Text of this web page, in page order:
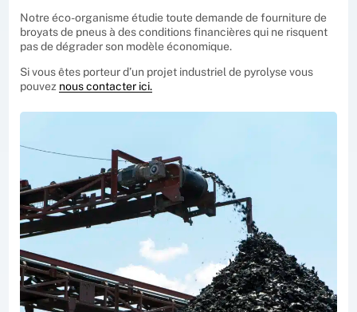
Notre éco-organisme étudie toute demande de fourniture de
broyats de pneus à des conditions financières qui ne risquent
pas de dégrader son modèle économique.
Si vous êtes porteur d’un projet industriel de pyrolyse vous
pouvez nous contacter ici.